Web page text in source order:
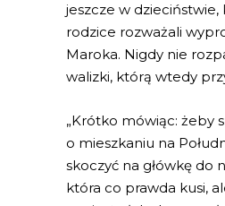
jeszcze w dzieciństwie,
rodzice rozważali
Maroka. Nigdy nie
walizki, którą wtedy
„Krótko mówiąc: żeby
o mieszkaniu na
skoczyć na główkę do
która co prawda kusi,